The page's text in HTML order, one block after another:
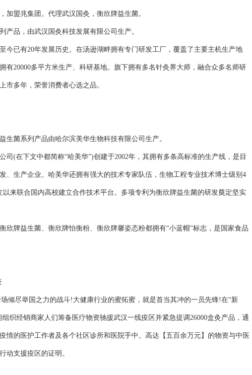
加盟兆集团。代理武汉国灸，衡欣牌益生菌。
品，由武汉国灸科技发展有限公司生产。
已有20年发展历史。在汤逊湖畔拥有专门研发工厂，覆盖了主要主机生产地
有20000多平方米生产、科研基地。旗下拥有多名针灸界大师，融合众多名师研
市多年，荣誉消费者心选之品。
菌系列产品由哈尔滨美华生物科技有限公司生产。
(在下文中都简称“哈美华”)创建于2002年，其拥有多条高标准的生产线，是目
、生产企业。哈美华还拥有强大的技术专家队伍，生物工程专业技术博士级别4
以来联合国内高校建立合作技术平台。多项专利为衡欣牌益生菌的研发奠定坚实
牌益生菌、衡欣牌怡衡粉、衡欣牌馨姿态粉都拥有“小蓝帽”标志，是国家食品
尽举国之力的战斗!大健康行业的蜜拓蜜，就是首当其冲的一员先锋!在“新
织经销商家人们筹备医疗物资驰援武汉一线疫区并紧急提调26000盒灸产品，通
情的医护工作者及各个社区诊所和医院手中。高达【五百余万元】的物资与中医
动支援疫区的证明。